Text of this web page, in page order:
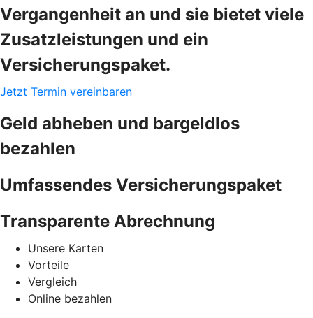
Vergangenheit an und sie bietet viele
Zusatzleistungen und ein
Versicherungspaket.
Jetzt Termin vereinbaren
Geld abheben und bargeldlos
bezahlen
Umfassendes Versicherungspaket
Transparente Abrechnung
Unsere Karten
Vorteile
Vergleich
Online bezahlen